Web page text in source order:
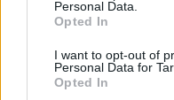
Personal Data.
Opted In
I want to opt-out of
Personal Data for
Opted In